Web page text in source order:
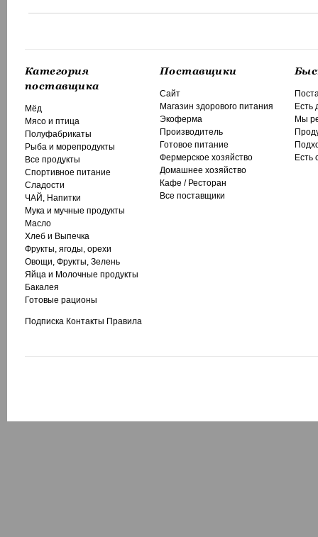
Категория
поставщика
Мёд
Мясо и птица
Полуфабрикаты
Рыба и морепродукты
Все продукты
Спортивное питание
Сладости
ЧАЙ, Напитки
Мука и мучные продукты
Масло
Хлеб и Выпечка
Фрукты, ягоды, орехи
Овощи, Фрукты, Зелень
Яйца и Молочные продукты
Бакалея
Готовые рационы
Поставщики
Сайт
Магазин здорового питания
Экоферма
Производитель
Готовое питание
Фермерское хозяйство
Домашнее хозяйство
Кафе / Ресторан
Все поставщики
Есть
Мы
Есть
Подписка Контакты Правила